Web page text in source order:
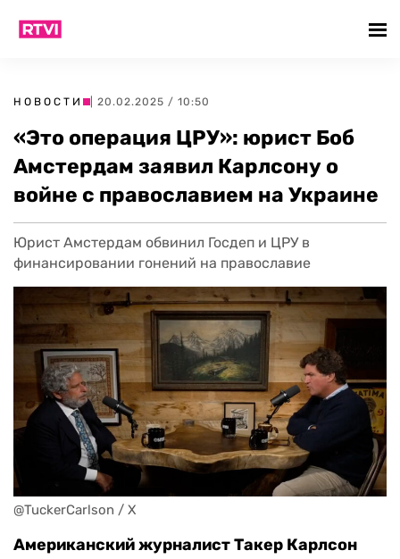
НОВОСТИ | 20.02.2025 / 10:50
«Это операция ЦРУ»: юрист Боб
Амстердам заявил Карлсону о
войне с православием на Украине
Юрист Амстердам обвинил Госдеп и ЦРУ в
финансировании гонений на православие
@TuckerCarlson / X
Американский журналист Такер Карлсон